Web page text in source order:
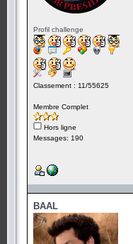
Profil challenge
Classement : 11/55625
Membre Complet
Hors ligne
Messages: 190
BAAL